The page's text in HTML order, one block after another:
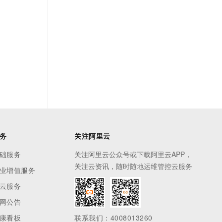
服务
增值服务
服务
公告
看板
关注阿里云
关注阿里云公众号或下载阿里云APP，
关注云资讯，随时随地运维管控云服务
联系我们：4008013260